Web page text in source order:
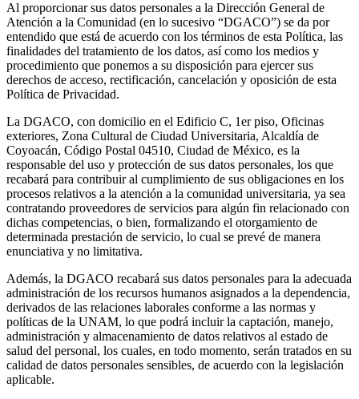
Al proporcionar sus datos personales a la Dirección General de
Atención a la Comunidad (en lo sucesivo “DGACO”) se da por
entendido que está de acuerdo con los términos de esta Política, las
finalidades del tratamiento de los datos, así como los medios y
procedimiento que ponemos a su disposición para ejercer sus
derechos de acceso, rectificación, cancelación y oposición de esta
Política de Privacidad.
La DGACO, con domicilio en el Edificio C, 1er piso, Oficinas
exteriores, Zona Cultural de Ciudad Universitaria, Alcaldía de
Coyoacán, Código Postal 04510, Ciudad de México, es la
responsable del uso y protección de sus datos personales, los que
recabará para contribuir al cumplimiento de sus obligaciones en los
procesos relativos a la atención a la comunidad universitaria, ya sea
contratando proveedores de servicios para algún fin relacionado con
dichas competencias, o bien, formalizando el otorgamiento de
determinada prestación de servicio, lo cual se prevé de manera
enunciativa y no limitativa.
Además, la DGACO recabará sus datos personales para la adecuada
administración de los recursos humanos asignados a la dependencia,
derivados de las relaciones laborales conforme a las normas y
políticas de la UNAM, lo que podrá incluir la captación, manejo,
administración y almacenamiento de datos relativos al estado de
salud del personal, los cuales, en todo momento, serán tratados en su
calidad de datos personales sensibles, de acuerdo con la legislación
aplicable.